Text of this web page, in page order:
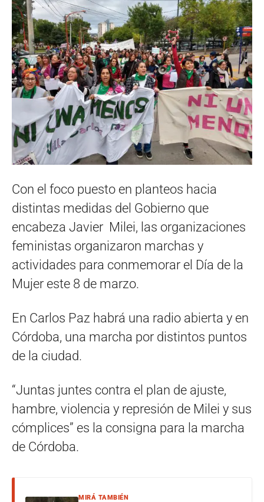
Con el foco puesto en planteos hacia
distintas medidas del Gobierno que
encabeza Javier Milei, las organizaciones
feministas organizaron marchas y
actividades para conmemorar el Día de la
Mujer este 8 de marzo.
En Carlos Paz habrá una radio abierta y en
Córdoba, una marcha por distintos puntos
de la ciudad.
“Juntas juntes contra el plan de ajuste,
hambre, violencia y represión de Milei y sus
cómplices” es la consigna para la marcha
de Córdoba.
MIRÁ TAMBIÉN